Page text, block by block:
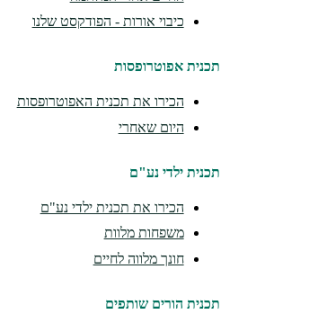
כיבוי אורות - הפודקסט שלנו
תכנית אפוטרופסות
הכירו את תכנית האפוטרופסות
היום שאחרי
תכנית ילדי נע"ם
הכירו את תכנית ילדי נע"ם
משפחות מלוות
חונך מלווה לחיים
תכנית הורים שותפים